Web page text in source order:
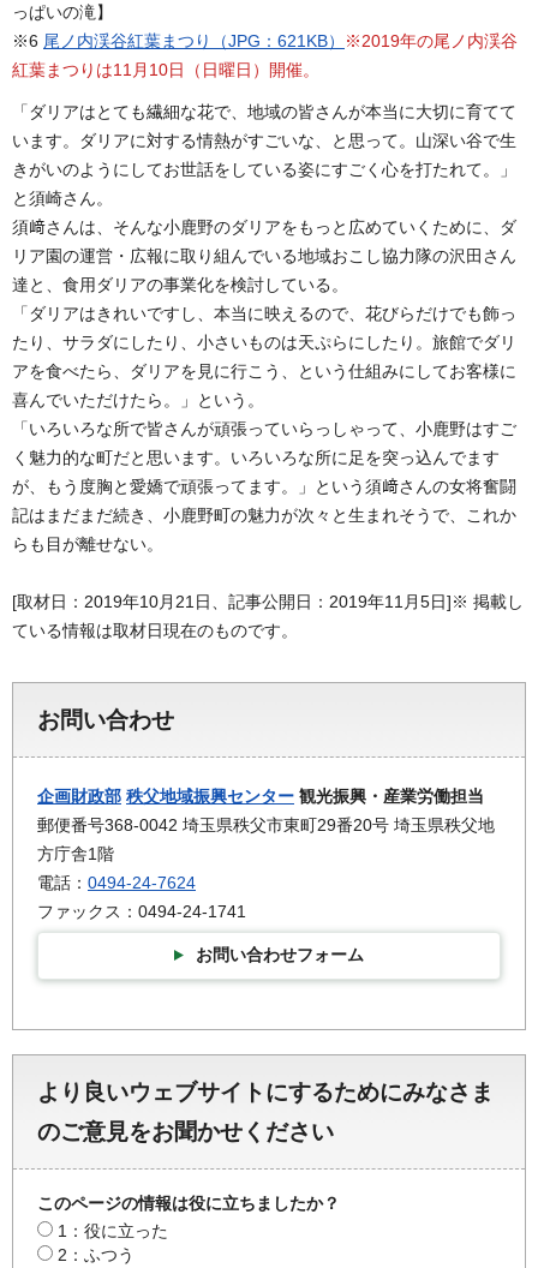
っぱいの滝】
※6 尾ノ内渓谷紅葉まつり（JPG：621KB）
※2019年の尾ノ内渓谷
紅葉まつりは11月10日（日曜日）開催。
「ダリアはとても繊細な花で、地域の皆さんが本当に大切に育てて
います。ダリアに対する情熱がすごいな、と思って。山深い谷で生
きがいのようにしてお世話をしている姿にすごく心を打たれて。」
と須崎さん。
須﨑さんは、そんな小鹿野のダリアをもっと広めていくために、ダ
リア園の運営・広報に取り組んでいる地域おこし協力隊の沢田さん
達と、食用ダリアの事業化を検討している。
「ダリアはきれいですし、本当に映えるので、花びらだけでも飾っ
たり、サラダにしたり、小さいものは天ぷらにしたり。旅館でダリ
アを食べたら、ダリアを見に行こう、という仕組みにしてお客様に
喜んでいただけたら。」という。
「いろいろな所で皆さんが頑張っていらっしゃって、小鹿野はすご
く魅力的な町だと思います。いろいろな所に足を突っ込んでます
が、もう度胸と愛嬌で頑張ってます。」
という須﨑さんの女将奮闘
記はまだまだ続き、小鹿野町の魅力が次々と生まれそうで、これか
らも目が離せない。
[取材日：2019年10月21日、記事公開日：2019年11月5日]※ 掲載し
ている情報は取材日現在のものです。
お問い合わせ
企画財政部 秩父地域振興センター 観光振興・産業労働担当
郵便番号368-0042 埼玉県秩父市東町29番20号 埼玉県秩父地
方庁舎1階
電話： 0494-24-7624
ファックス：0494-24-1741
お問い合わせフォーム
より良いウェブサイトにするためにみなさま
のご意見をお聞かせください
このページの情報は役に立ちましたか？
1：役に立った
2：ふつう